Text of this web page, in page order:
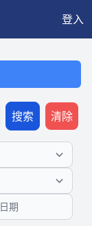
登入
搜索 清除